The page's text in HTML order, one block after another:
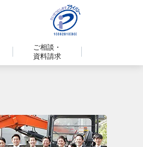
ご相談・
資料請求